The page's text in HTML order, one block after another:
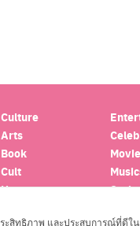
Culture
Arts
Book
Cult
Horoscope
ระสิทธิภาพ และประสบการณ์ที่ดี